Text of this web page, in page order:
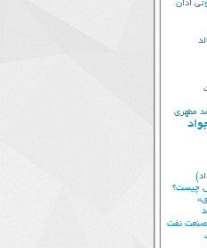
اذان
مطهری
نفت